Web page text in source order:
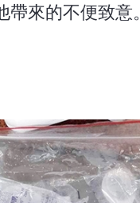
來的不便致意。